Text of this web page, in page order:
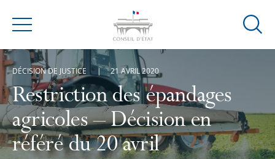
Menu
Ouvrir
Restriction des épandages
agricoles – Décision en
référé du 20 avril
DÉCISION DE JUSTICE 21 AVRIL 2020